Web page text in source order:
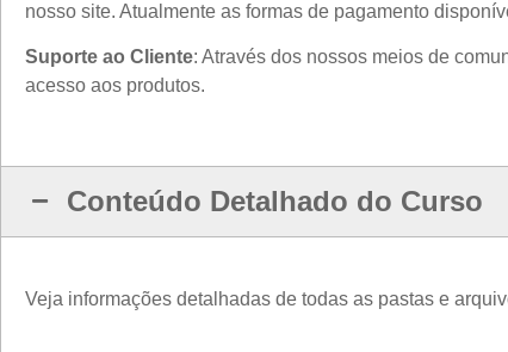
nosso site. Atualmente as formas de pagamento
Suporte ao Cliente: Através dos nossos meios de
acesso aos produtos.
Conteúdo Detalhado do Curso
Veja informações detalhadas de todas as pastas e